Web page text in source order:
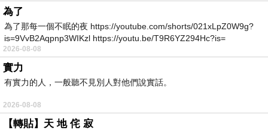
一隻鷹跟我只有不到十五公尺距離。牠是王者，似乎對下
面來來往往的車輛和路人不以為意，就連我特意發出咕咕
聲要引牠轉頭好拍那鷹勾嘴，牠也不太理。直到我在下面
走來走去打擾了牠，才振翅俯飛走...
昨天晚上無聊，於是上了某詩刊的臉書去看九月號出刊(15
首詩和一篇談詩的文章？因為相隔已快半年了(三個月一
為了
為了那每一個不眠的夜 https://youtube.com/shorts/021xLpZ0W9g?
is=9VvB2Aqpnp3WIKzl https://youtu.be/T9R6YZ294Hc?is=
2026-08-08
實力
有實力的人，一般聽不見別人對他們說實話。
2026-08-08
【轉貼】天 地 侘 寂